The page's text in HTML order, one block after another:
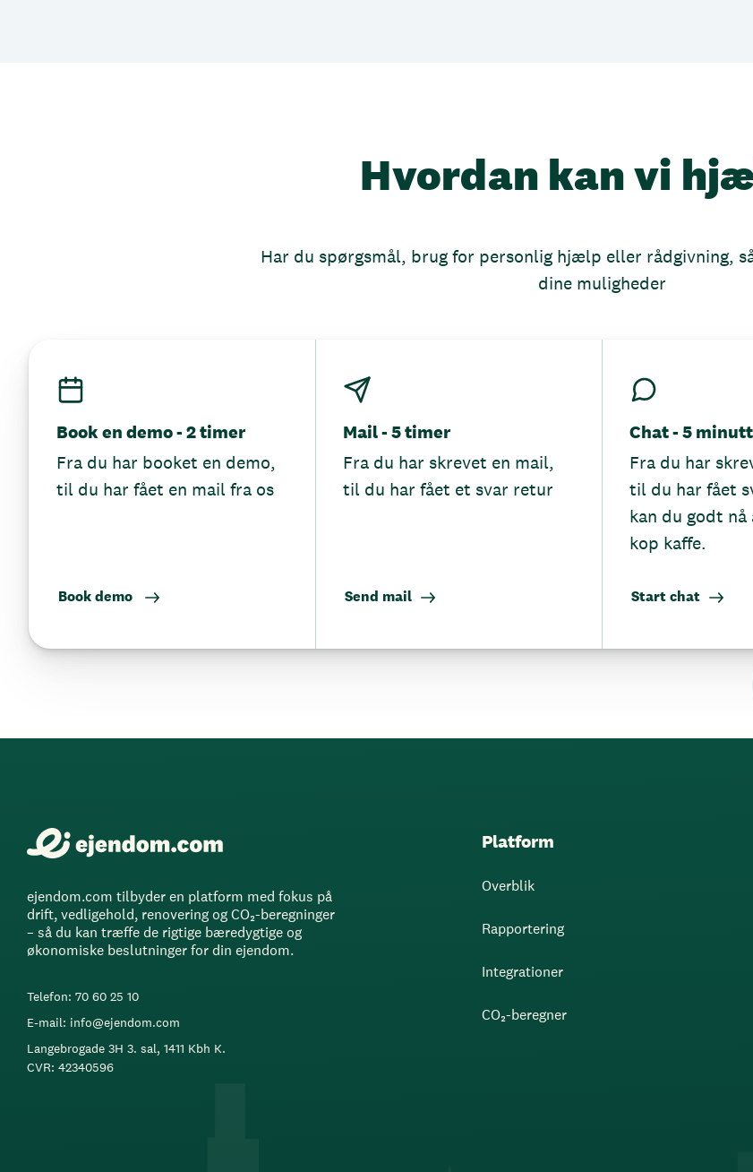
Hvordan kan vi
Har du spørgsmål, brug for personlig hjælp eller rådgivning,
dine muligheder
Book en demo - 2 timer
Fra du har booket en demo,
til du har fået en mail fra os
Book demo
Mail - 5 timer
Fra du har skrevet en mail,
til du har fået et svar retur
Send mail
Chat - 5
Fra du har
til du har fået
kan du godt nå
kop kaffe.
Start chat
ejendom.com tilbyder en platform med fokus på
drift, vedligehold, renovering og CO₂-beregninger
– så du kan træffe de rigtige bæredygtige og
økonomiske beslutninger for din ejendom.
Telefon: 70 60 25 10
E-mail: info@ejendom.com
Langebrogade 3H 3. sal, 1411 Kbh K.
CVR: 42340596
Platform
Overblik
Rapportering
Integrationer
CO₂-beregner